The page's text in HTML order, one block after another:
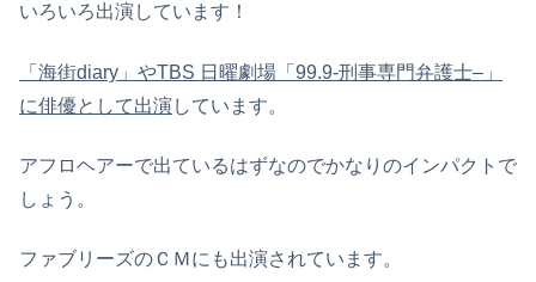
いろいろ出演しています！
「海街diary 」やTBS 日曜劇場「 99.9-刑事専門弁護士– 」
に俳優として出演しています。
アフロヘアーで出ているはずなのでかなりのインパクトで
しょう。
ファブリーズのＣＭにも出演されています。